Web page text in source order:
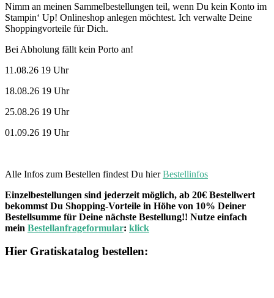
Nimm an meinen Sammelbestellungen teil, wenn Du kein Konto im
Stampin‘ Up! Onlineshop anlegen möchtest. Ich verwalte Deine
Shoppingvorteile für Dich.
Bei Abholung fällt kein Porto an!
11.08.26 19 Uhr
18.08.26 19 Uhr
25.08.26 19 Uhr
01.09.26 19 Uhr
Alle Infos zum Bestellen findest Du hierBestellinfos
Einzelbestellungen sind jederzeit möglich, ab 20€ Bestellwert
bekommst Du Shopping-Vorteile in Höhe von 10% Deiner
Bestellsumme für Deine nächste Bestellung!! Nutze einfach
mein Bestellanfrageformular: klick
Hier Gratiskatalog bestellen: